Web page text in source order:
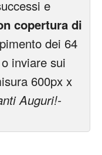
e
copertura di
dei 64
inviare sui
600px x
Auguri!-